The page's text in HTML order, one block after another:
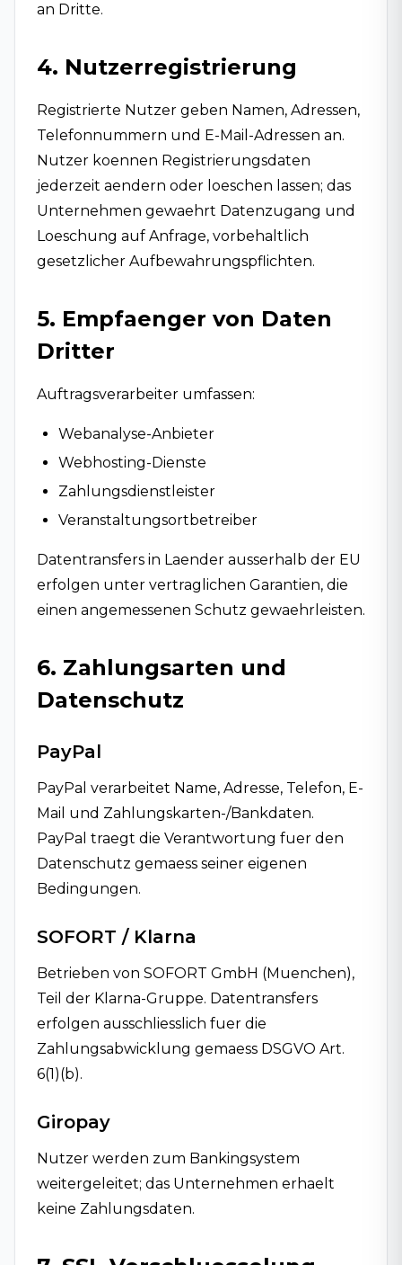
an Dritte.
4. Nutzerregistrierung
Registrierte Nutzer geben Namen, Adressen,
Telefonnummern und E-Mail-Adressen an.
Nutzer koennen Registrierungsdaten
jederzeit aendern oder loeschen lassen; das
Unternehmen gewaehrt Datenzugang und
Loeschung auf Anfrage, vorbehaltlich
gesetzlicher Aufbewahrungspflichten.
5. Empfaenger von Daten
Dritter
Auftragsverarbeiter umfassen:
Webanalyse-Anbieter
Webhosting-Dienste
Zahlungsdienstleister
Veranstaltungsortbetreiber
Datentransfers in Laender ausserhalb der EU
erfolgen unter vertraglichen Garantien, die
einen angemessenen Schutz gewaehrleisten.
6. Zahlungsarten und
Datenschutz
PayPal
PayPal verarbeitet Name, Adresse, Telefon, E-
Mail und Zahlungskarten-/Bankdaten.
PayPal traegt die Verantwortung fuer den
Datenschutz gemaess seiner eigenen
Bedingungen.
SOFORT / Klarna
Betrieben von SOFORT GmbH (Muenchen),
Teil der Klarna-Gruppe. Datentransfers
erfolgen ausschliesslich fuer die
Zahlungsabwicklung gemaess DSGVO Art.
6(1)(b).
Giropay
Nutzer werden zum Bankingsystem
weitergeleitet; das Unternehmen erhaelt
keine Zahlungsdaten.